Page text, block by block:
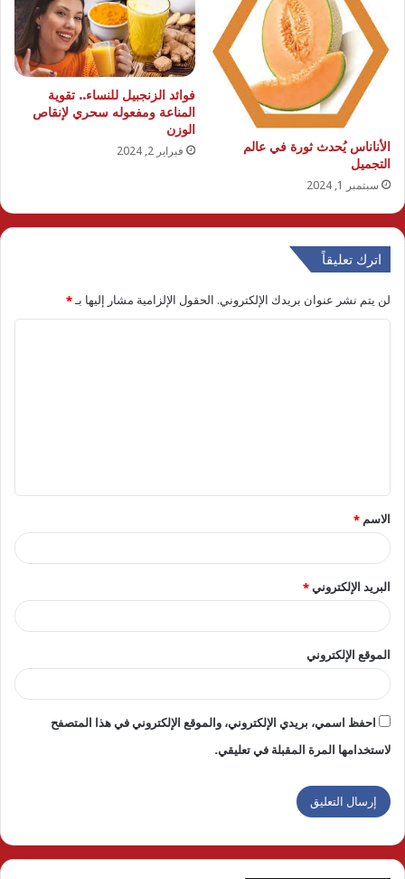
الأناناس يُحدث ثورة في عالم
التجميل
سبتمبر 1, 2024
فوائد الزنجبيل للنساء.. تقوية
المناعة ومفعوله سحري لإنقاص
الوزن
فبراير 2, 2024
اترك تعليقاً
لن يتم نشر عنوان بريدك الإلكتروني. الحقول الإلزامية مشار إليها بـ*
ق
*
الاسم *
البريد الإلكتروني*
الموقع الإلكتروني
احفظ اسمي، بريدي الإلكتروني، والموقع الإلكتروني في هذا المتصفح
لاستخدامها المرة المقبلة في تعليقي.